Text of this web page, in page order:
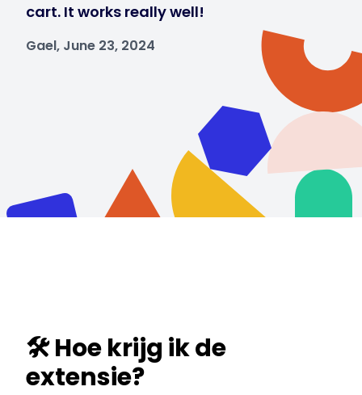
cart. It works really well!
Gael, June 23, 2024
🛠️ Hoe krijg ik de
extensie?